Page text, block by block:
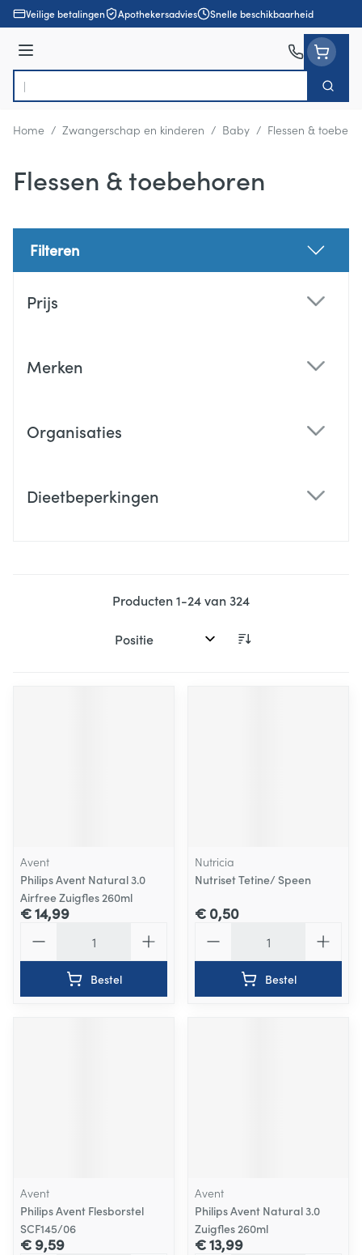
Ga naar de inhoud
Veilige betalingen Apothekersadvies Snelle beschikbaarheid
Menu
Product, merk, categorie...
Zoek
Home / Zwangerschap en kinderen / Baby / Flessen &
Flessen & toebehoren
Filteren
Prijs
Merken
Organisaties
Dieetbeperkingen
Producten1-24van324
Sorteer op:
Avent
Philips Avent Natural 3.0
Airfree Zuigfles 260ml
€ 14,99
Bestel
Nutricia
Nutriset Tetine/ Speen
€ 0,50
Bestel
Avent
Philips Avent Flesborstel
SCF145/06
€ 9,59
Avent
Philips Avent Natural 3.0
Zuigfles 260ml
€ 13,99